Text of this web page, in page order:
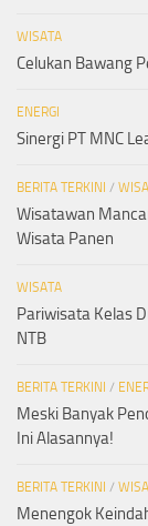
WISATA
Celukan Bawang
ENERGI
Sinergi PT MNC
BERITA TERKINI /
Wisatawan
Wisata Panen
WISATA
Pariwisata Kelas
NTB
BERITA TERKINI /
Meski Banyak
Ini Alasannya!
BERITA TERKINI /
Menengok